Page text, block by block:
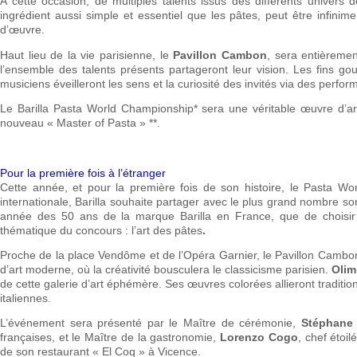
ingrédient aussi simple et essentiel que les pâtes, peut être
d’œuvre.
Haut lieu de la vie parisienne, le Pavillon Cambon , sera
l’ensemble des talents présents partageront leur vision. Les fins
musiciens éveilleront les sens et la curiosité des invités via des
Le Barilla Pasta World Championship* sera une véritable œuvre
nouveau « Master of Pasta » **.
Pour la première fois à l’étranger
Cette année, et pour la première fois de son histoire, le Pasta
internationale, Barilla souhaite partager avec le plus grand nombre
année des 50 ans de la marque Barilla en France, que de
thématique du concours : l’art des pâtes.
Proche de la place Vendôme et de l’Opéra Garnier, le Pavillon
d’art moderne, où la créativité bousculera le classicisme parisien.
de cette galerie d’art éphémère. Ses œuvres colorées allieront
italiennes.
L’événement sera présenté par le Maître de cérémonie,
françaises, et le Maître de la gastronomie, Lorenzo Cogo, chef
de son restaurant « El Coq » à Vicence.